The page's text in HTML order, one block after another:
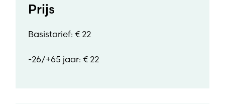
Prijs
Basistarief: € 22
-26/+65 jaar: € 22